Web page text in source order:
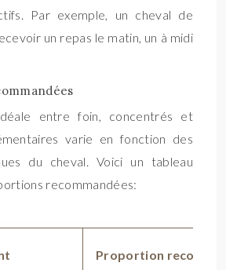
Par exemple, un cheval de
un repas le matin, un à midi
entre foin, concentrés et
varie en fonction des
du cheval. Voici un tableau
recommandées:
Proportion